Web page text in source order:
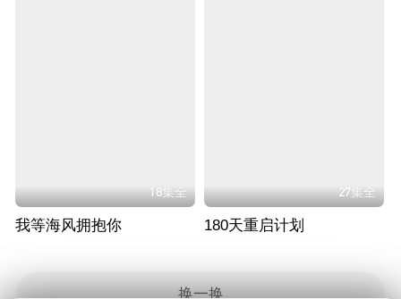
18集全
我等海风拥抱你
27集全
180天重启计划
换一换